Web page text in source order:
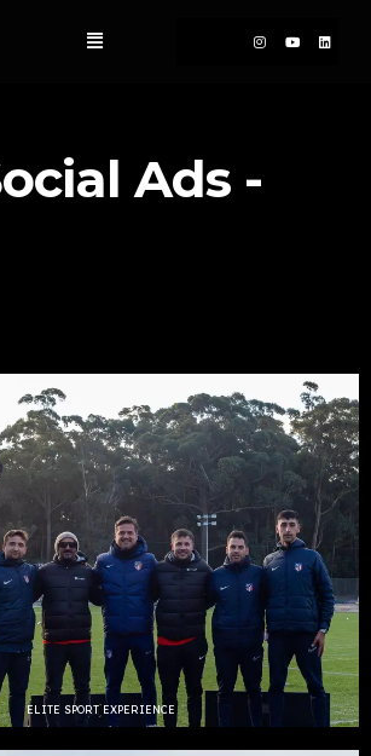
Ads -
ELITE SPORT EXPERIENCE